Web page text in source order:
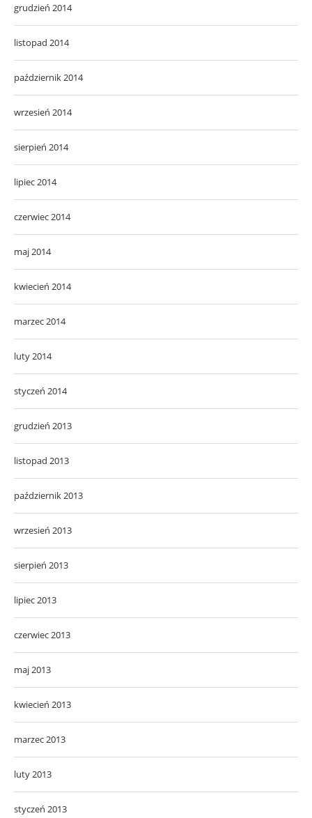
grudzień 2014
listopad 2014
październik 2014
wrzesień 2014
sierpień 2014
lipiec 2014
czerwiec 2014
maj 2014
kwiecień 2014
marzec 2014
luty 2014
styczeń 2014
grudzień 2013
listopad 2013
październik 2013
wrzesień 2013
sierpień 2013
lipiec 2013
czerwiec 2013
maj 2013
kwiecień 2013
marzec 2013
luty 2013
styczeń 2013